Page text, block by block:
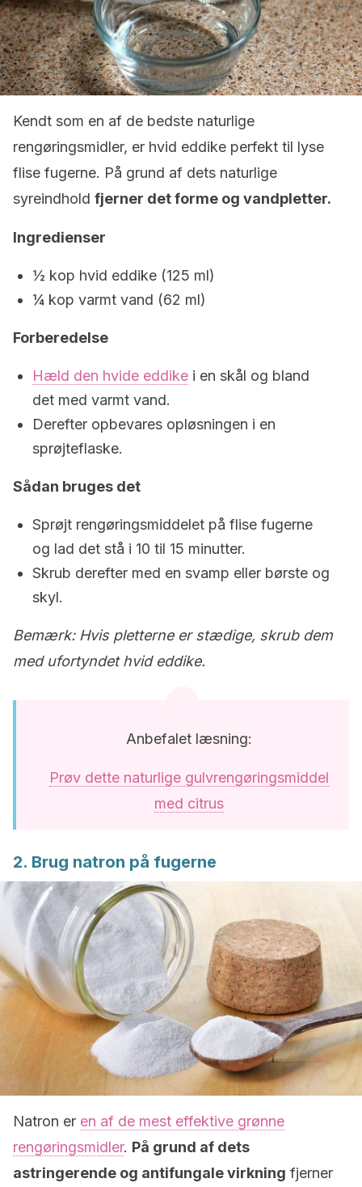
Kendt som en af de bedste naturlige
rengøringsmidler, er hvid eddike perfekt til lyse
flise fugerne. På grund af dets naturlige
syreindhold fjerner det forme og vandpletter.
Ingredienser
½ kop hvid eddike (125 ml)
¼ kop varmt vand (62 ml)
Forberedelse
Hæld den hvide eddike i en skål og bland
det med varmt vand.
Derefter opbevares opløsningen i en
sprøjteflaske.
Sådan bruges det
Sprøjt rengøringsmiddelet på flise fugerne
og lad det stå i 10 til 15 minutter.
Skrub derefter med en svamp eller børste og
skyl.
Bemærk: Hvis pletterne er stædige, skrub dem
med ufortyndet hvid eddike.
Anbefalet læsning:
Prøv dette naturlige gulvrengøringsmiddel
med citrus
2. Brug natron på fugerne
Natron er en af de mest effektive grønne
rengøringsmidler. På grund af dets
astringerende og antifungale virkning fjerner